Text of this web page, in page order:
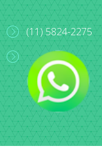
(11) 5824-2275